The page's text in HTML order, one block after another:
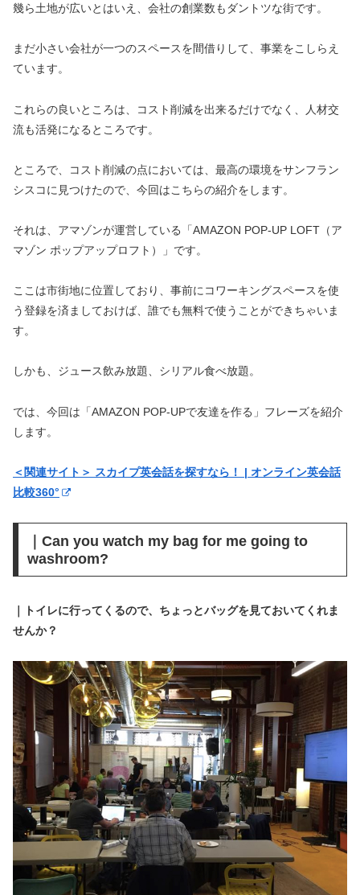
幾ら土地が広いとはいえ、会社の創業数もダントツな街です。
まだ小さい会社が一つのスペースを間借りして、事業をこしらえ
ています。
これらの良いところは、コスト削減を出来るだけでなく、人材交
流も活発になるところです。
ところで、コスト削減の点においては、最高の環境をサンフラン
シスコに見つけたので、今回はこちらの紹介をします。
それは、アマゾンが運営している「AMAZON POP-UP LOFT（ア
マゾン ポップアップロフト）」です。
ここは市街地に位置しており、事前にコワーキングスペースを使
う登録を済ましておけば、誰でも無料で使うことができちゃいま
す。
しかも、ジュース飲み放題、シリアル食べ放題。
では、今回は「AMAZON POP-UPで友達を作る」フレーズを紹介
します。
＜関連サイト＞ スカイプ英会話を探すなら！ | オンライン英会話
比較360°
｜Can you watch my bag for me going to
washroom?
｜トイレに行ってくるので、ちょっとバッグを見ておいてくれま
せんか？